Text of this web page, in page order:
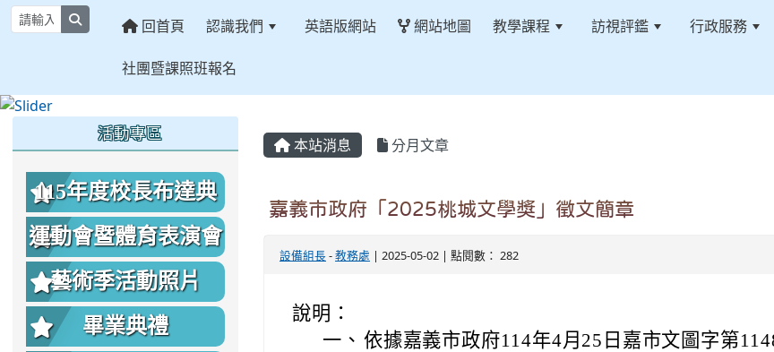
回首頁 認識我們 英語版網站 網站地圖 教學課程 訪視評鑑 行政服務
社團暨課照班報名
本站消息 分月文章
嘉義市政府「2025桃城文學獎」徵文簡章
設備組長-教務處 | 2025-05-02 | 點閱數： 282
說明：
一、 依據嘉義市政府114年4月25日嘉市文圖字第
活動專區
115年度校長布達典
禮照片
運動會暨體育表演會
照片
藝術季活動照片
畢業典禮